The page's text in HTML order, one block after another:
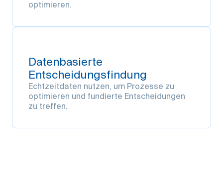
optimieren.
Datenbasierte
Entscheidungsfindung
Echtzeitdaten nutzen, um Prozesse zu
optimieren und fundierte Entscheidungen
zu treffen.